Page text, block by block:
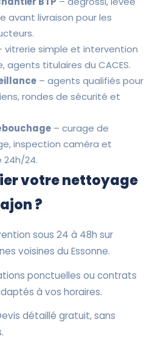
avant livraison pour les
vitrerie simple et intervention
agents titulaires du CACES.
– agents qualifiés pour
rondes de sécurité et
– curage de
inspection caméra et
24h/24.
votre nettoyage
?
sous 24 à 48h sur
voisines du Essonne.
ponctuelles ou contrats
à vos horaires.
détaillé gratuit, sans